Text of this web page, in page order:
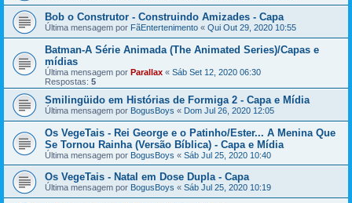
Bob o Construtor - Construindo Amizades - Capa
Última mensagem por FãEntertenimento « Qui Out 29, 2020 10:55
Batman-A Série Animada (The Animated Series)/Capas e
mídias
Última mensagem por Parallax « Sáb Set 12, 2020 06:30
Respostas: 5
Smilingüido em Histórias de Formiga 2 - Capa e Mídia
Última mensagem por BogusBoys « Dom Jul 26, 2020 12:05
Os VegeTais - Rei George e o Patinho/Ester... A Menina Que
Se Tornou Rainha (Versão Bíblica) - Capa e Mídia
Última mensagem por BogusBoys « Sáb Jul 25, 2020 10:40
Os VegeTais - Natal em Dose Dupla - Capa
Última mensagem por BogusBoys « Sáb Jul 25, 2020 10:19